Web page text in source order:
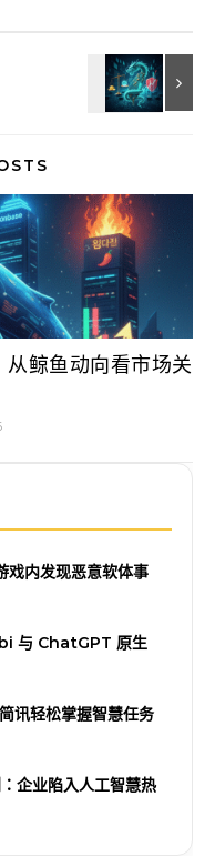
鲸鱼动向看市场关
内发现恶意软体事
与 ChatGPT 原生
讯轻松掌握智慧任务
企业陷入人工智慧热